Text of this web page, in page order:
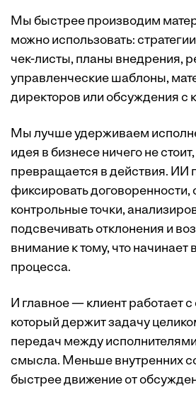
Мы быстрее производим
можно использовать:
чек-листы, планы внедрения,
управленческие шаблоны,
директоров или обсуждения с
Мы лучше удерживаем
идея в бизнесе ничего не
превращается в действия. ИИ
фиксировать договоренности,
контрольные точки,
подсвечивать отклонения и
внимание к тому, что начинает
процесса.
И главное — клиент работает
который держит задачу
передач между
смысла. Меньше внутренних
быстрее движение от